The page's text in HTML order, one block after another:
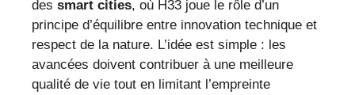
des smart cities, où H33 joue le rôle d’un
principe d’équilibre entre innovation technique et
respect de la nature. L’idée est simple : les
avancées doivent contribuer à une meilleure
qualité de vie tout en limitant l’empreinte